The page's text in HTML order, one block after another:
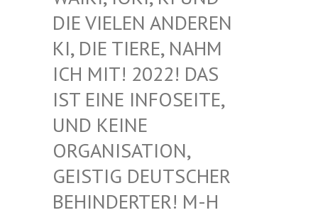
IE VIELEN ANDEREN K
I, DIE TIERE, NAHM I
CH MIT! 2022! DAS I
ST EINE INFOSEITE, U
ND KEINE O
RGANISATION, G
EISTIG DEUTSCHER B
EHINDERTER! M-H U